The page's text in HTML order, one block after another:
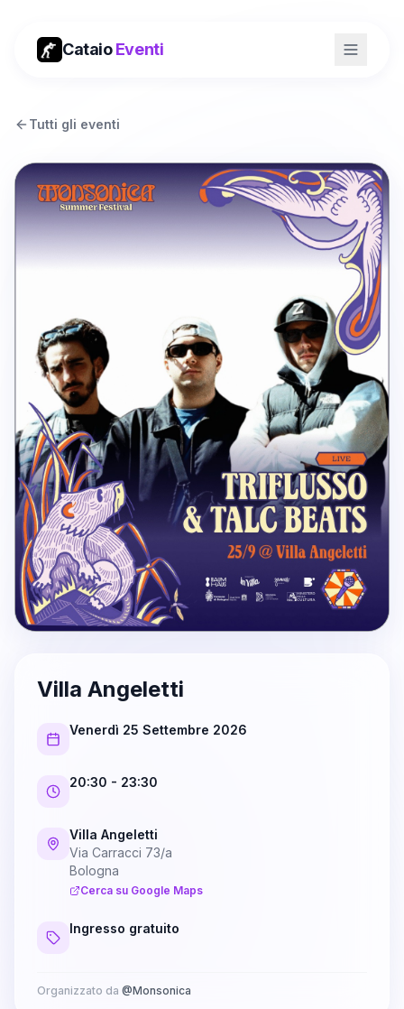
CataioEventi
Tutti gli eventi
Villa Angeletti
Venerdì 25 Settembre 2026
20:30 - 23:30
Villa Angeletti
Via Carracci 73/a
Bologna
Cerca su Google Maps
Ingresso gratuito
Organizzato da @Monsonica